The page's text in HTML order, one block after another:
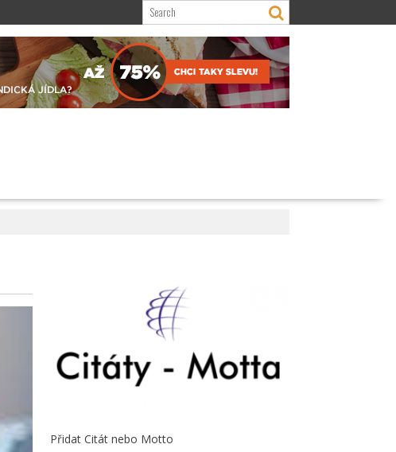
Přidat Citát nebo Motto